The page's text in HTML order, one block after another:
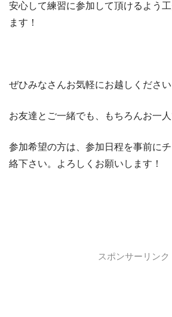
安心して練習に参加して頂けるよう
ます！
ぜひみなさんお気軽にお越しください
お友達とご一緒でも、もちろんお一
参加希望の方は、参加日程を事前に
絡下さい。よろしくお願いします！
スポンサーリンク